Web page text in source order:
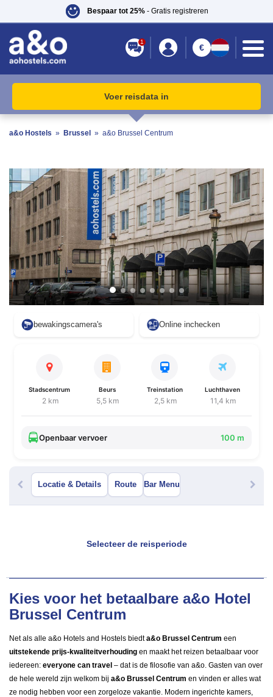
Bespaar tot 25%- Gratis registreren
1
€
Voer reisdata in
a&o Hostels » Brussel » a&o Brussel Centrum
bewakingscamera's Online inchecken
Stadscentrum
2 km
Beurs
5,5 km
Treinstation
2,5 km
Luchthaven
11,4 km
Openbaar vervoer 100 m
Locatie & Details Route Bar Menu
Selecteer de reisperiode
Kies voor het betaalbare a&o Hotel
Brussel Centrum
Net als alle a&o Hotels and Hostels biedta&o Brussel Centrum een
uitstekende prijs-kwaliteitverhouding en maakt het reizen betaalbaar voor
iedereen: everyone can travel – dat is de filosofie van a&o. Gasten van over
de hele wereld zijn welkom bij a&o Brussel Centrum en vinden er alles wat
ze nodig hebben voor een zorgeloze vakantie. Modern ingerichte kamers,